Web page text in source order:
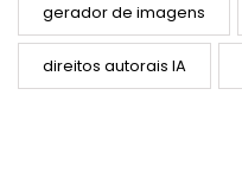
gerador de imagens
direitos autorais IA